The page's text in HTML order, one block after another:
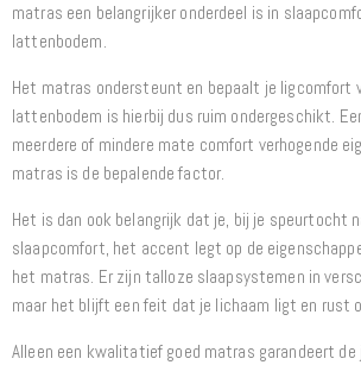
matras een belangrijker onderdeel is in
lattenbodem.
Het matras ondersteunt en bepaalt je ligcomfort
lattenbodem is hierbij dus ruim ondergeschikt.
meerdere of mindere mate comfort verhogende
matras is de bepalende factor.
Het is dan ook belangrijk dat je, bij je speurtocht
slaapcomfort, het accent legt op de
het matras. Er zijn talloze slaapsystemen in
maar het blijft een feit dat je lichaam ligt en rust
Alleen een kwalitatief goed matras garandeert